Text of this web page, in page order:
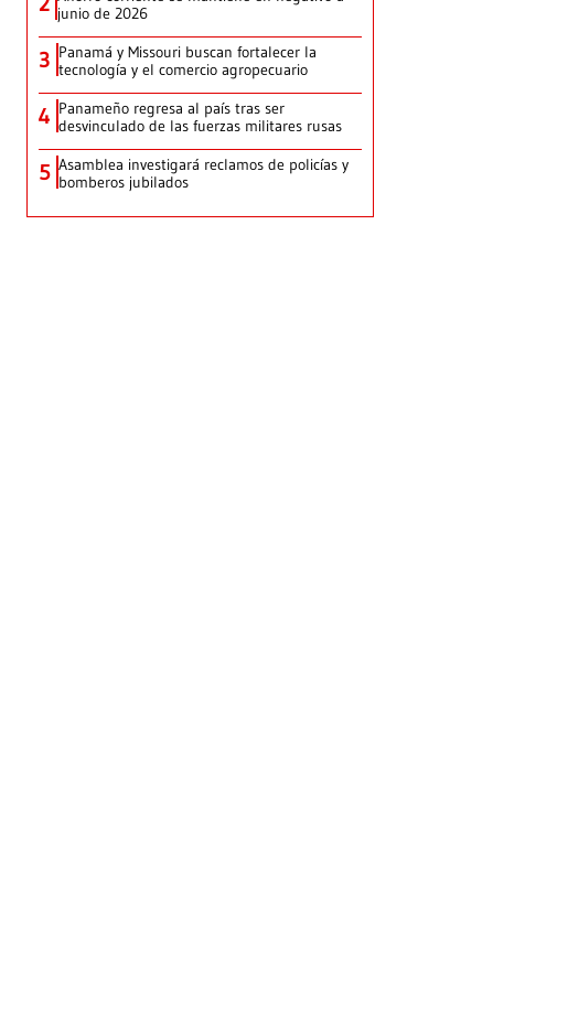
junio de 2026
3 Panamá y Missouri buscan fortalecer la
tecnología y el comercio agropecuario
4 Panameño regresa al país tras ser
desvinculado de las fuerzas militares rusas
5 Asamblea investigará reclamos de policías y
bomberos jubilados